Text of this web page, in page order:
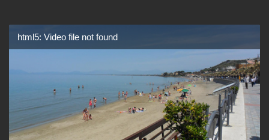
html5: Video file not found